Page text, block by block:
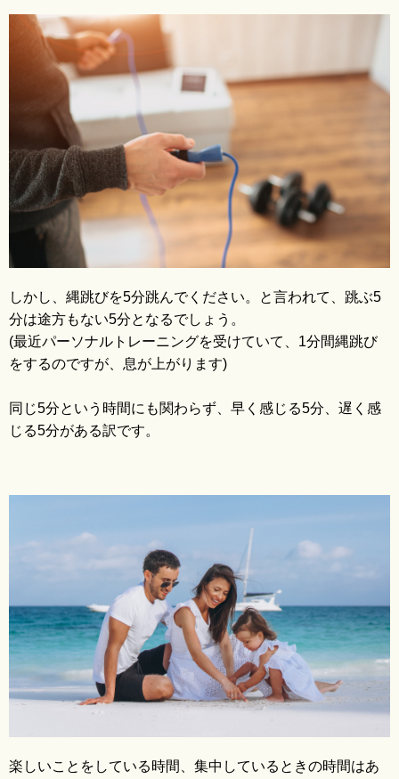
しかし、縄跳びを5分跳んでください。と言われて、跳ぶ5
分は途方もない5分となるでしょう。
(最近パーソナルトレーニングを受けていて、1分間縄跳び
をするのですが、息が上がります)
同じ5分という時間にも関わらず、早く感じる5分、遅く感
じる5分がある訳です。
楽しいことをしている時間、集中しているときの時間はあ